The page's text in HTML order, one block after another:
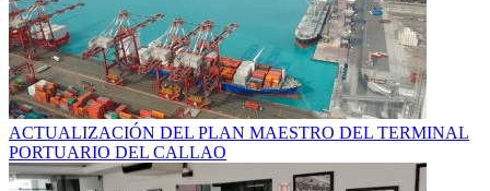
ACTUALIZACIÓN DEL PLAN MAESTRO DEL TERMINAL
PORTUARIO DEL CALLAO